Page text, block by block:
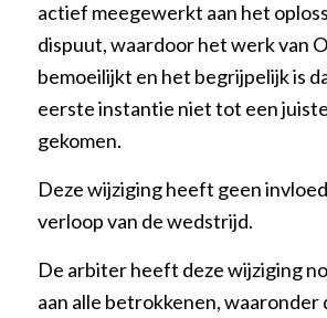
actief meegewerkt aan het
dispuut, waardoor het werk van
bemoeilijkt en het begrijpelijk is
eerste instantie niet tot een
gekomen.
Deze wijziging heeft geen
verloop van de wedstrijd.
De arbiter heeft deze wijziging
aan alle betrokkenen, waaronder